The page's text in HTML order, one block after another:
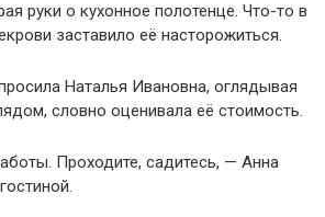
руки о кухонное полотенце. Что-то в
заставило её насторожиться.
Наталья Ивановна, оглядывая
словно оценивала её стоимость.
Проходите, садитесь, — Анна